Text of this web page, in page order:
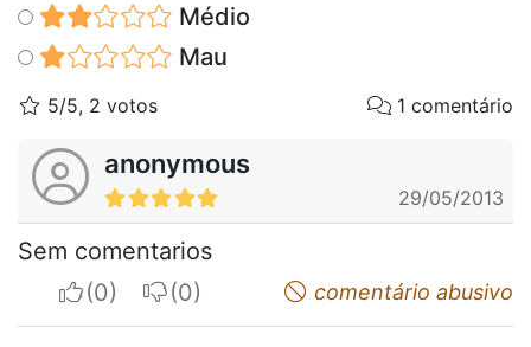
Médio
Mau
5/5, 2 votos 1 comentário
anonymous
29/05/2013
Sem comentarios
I apreciateI do not appreciatecomentário abusivo